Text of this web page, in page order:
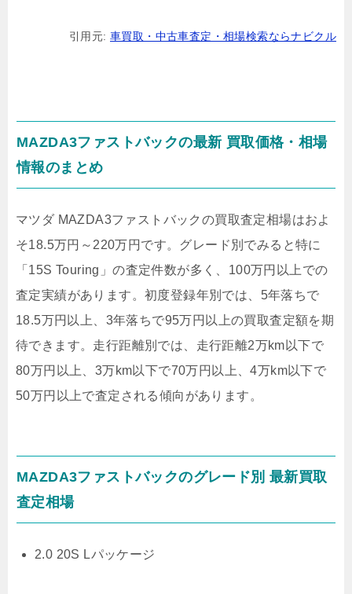
引用元: 車買取・中古車査定・相場検索ならナビクル
MAZDA3ファストバックの最新 買取価格・相場
情報のまとめ
マツダ MAZDA3ファストバックの買取査定相場はおよ
そ18.5万円～220万円 です。グレード別でみると特に
「15S Touring」の査定件数が多く、100万円以上での
査定実績があります。初度登録年別では、5年落ちで
18.5万円以上、3年落ちで95万円以上の買取査定額を期
待できます。走行距離別では、走行距離2万km以下で
80万円以上、3万km以下で70万円以上、4万km以下で
50万円以上で査定される傾向があります。
MAZDA3ファストバックのグレード別 最新買取
査定相場
2.0 20S Lパッケージ